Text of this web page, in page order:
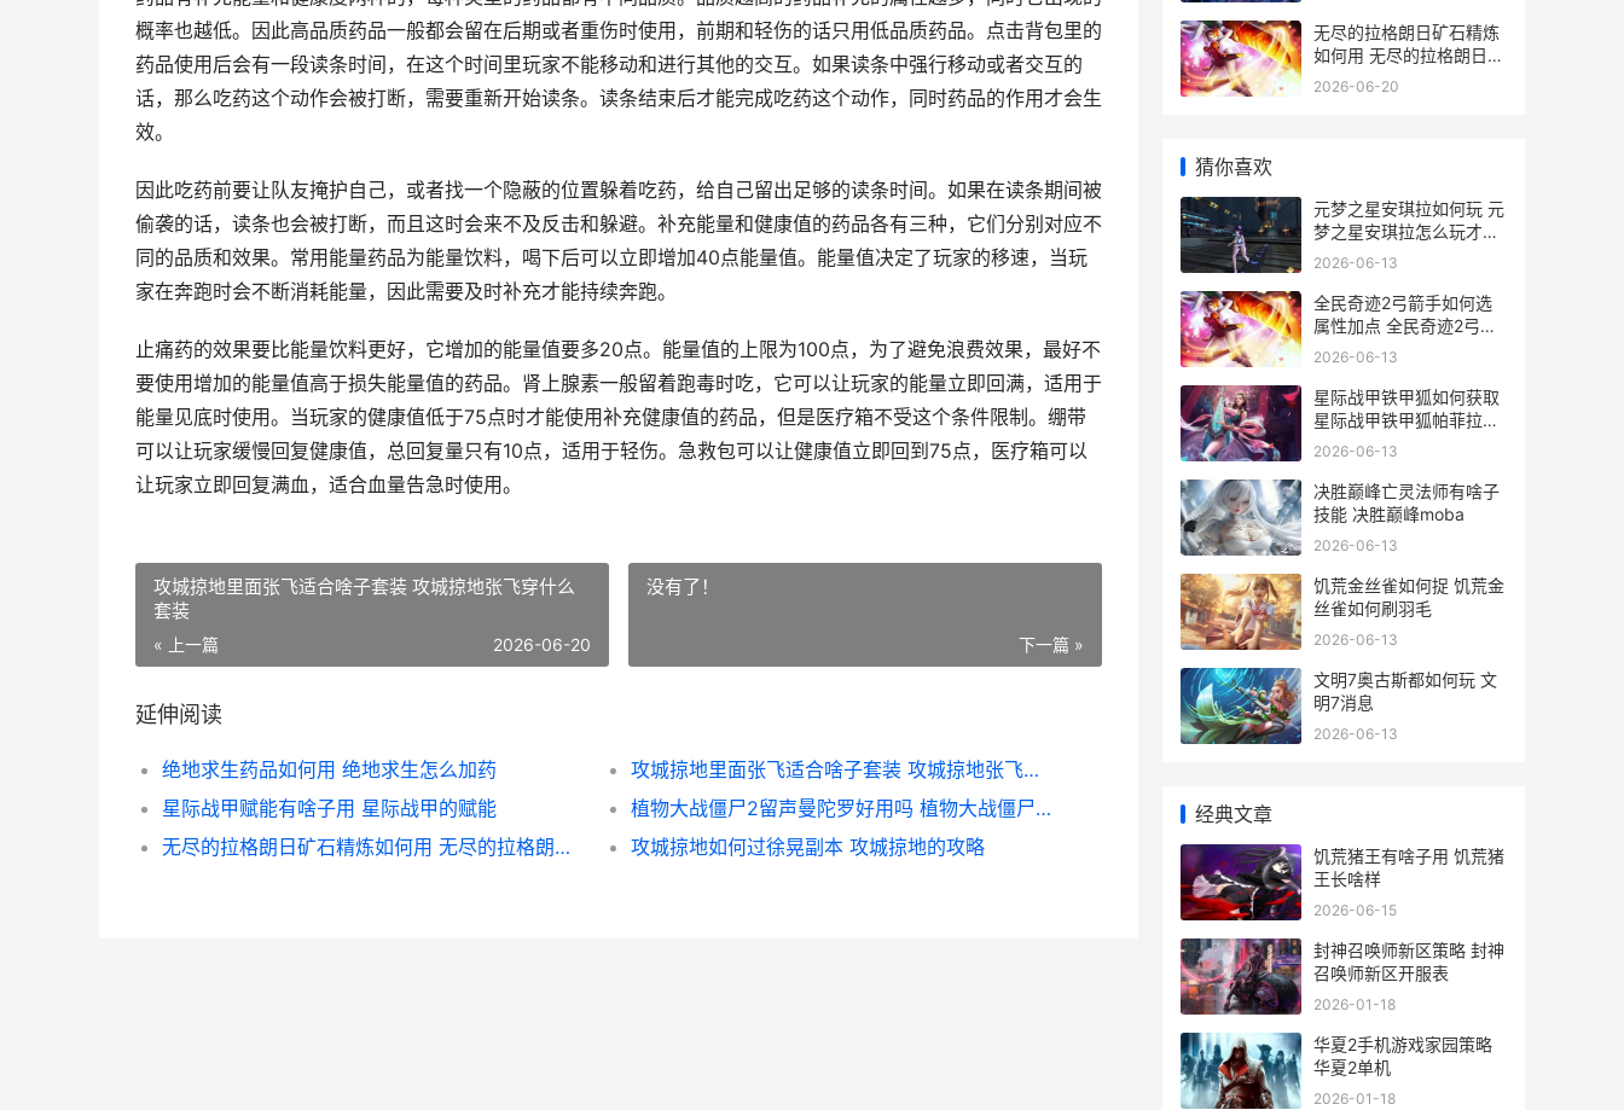
概率也越低。因此高品质药品一般都会留在后期或者重伤时使用，前期和轻伤的话只用低品质药品。点击背包里的
药品使用后会有一段读条时间，在这个时间里玩家不能移动和进行其他的交互。如果读条中强行移动或者交互的
话，那么吃药这个动作会被打断，需要重新开始读条。读条结束后才能完成吃药这个动作，同时药品的作用才会生
效。
因此吃药前要让队友掩护自己，或者找一个隐蔽的位置躲着吃药，给自己留出足够的读条时间。如果在读条期间被
偷袭的话，读条也会被打断，而且这时会来不及反击和躲避。补充能量和健康值的药品各有三种，它们分别对应不
同的品质和效果。常用能量药品为能量饮料，喝下后可以立即增加40点能量值。能量值决定了玩家的移速，当玩
家在奔跑时会不断消耗能量，因此需要及时补充才能持续奔跑。
止痛药的效果要比能量饮料更好，它增加的能量值要多20点。能量值的上限为100点，为了避免浪费效果，最好不
要使用增加的能量值高于损失能量值的药品。肾上腺素一般留着跑毒时吃，它可以让玩家的能量立即回满，适用于
能量见底时使用。当玩家的健康值低于75点时才能使用补充健康值的药品，但是医疗箱不受这个条件限制。绷带
可以让玩家缓慢回复健康值，总回复量只有10点，适用于轻伤。急救包可以让健康值立即回到75点，医疗箱可以
让玩家立即回复满血，适合血量告急时使用。
攻城掠地里面张飞适合啥子套装 攻城掠地张飞穿什么
套装
« 上一篇 2026-06-20
没有了！
下一篇 »
延伸阅读
绝地求生药品如何用 绝地求生怎么加药
攻城掠地里面张飞适合啥子套装 攻城掠地张飞穿什么套装
星际战甲赋能有啥子用 星际战甲的赋能
植物大战僵尸2留声曼陀罗好用吗 植物大战僵尸2官方正版下载
无尽的拉格朗日矿石精炼如何用 无尽的拉格朗日礼包码
攻城掠地如何过徐晃副本 攻城掠地的攻略
无尽的拉格朗日矿石精炼
如何用 无尽的拉格朗日礼
包码
2026-06-20
猜你喜欢
元梦之星安琪拉如何玩 元
梦之星安琪拉怎么玩才厉
害
2026-06-13
全民奇迹2弓箭手如何选
属性加点 全民奇迹2弓箭
手转什么职业好
2026-06-13
星际战甲铁甲狐如何获取
星际战甲铁甲狐帕菲拉什
么时候出现
2026-06-13
决胜巅峰亡灵法师有啥子
技能 决胜巅峰moba
2026-06-13
饥荒金丝雀如何捉 饥荒金
丝雀如何刷羽毛
2026-06-13
文明7奥古斯都如何玩 文
明7消息
2026-06-13
经典文章
饥荒猪王有啥子用 饥荒猪
王长啥样
2026-06-15
封神召唤师新区策略 封神
召唤师新区开服表
2026-01-18
华夏2手机游戏家园策略
华夏2单机
2026-01-18